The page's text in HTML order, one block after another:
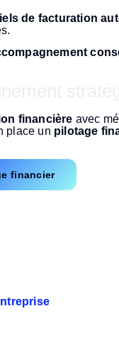
de facturation
financière avec
place un pilotage
financier